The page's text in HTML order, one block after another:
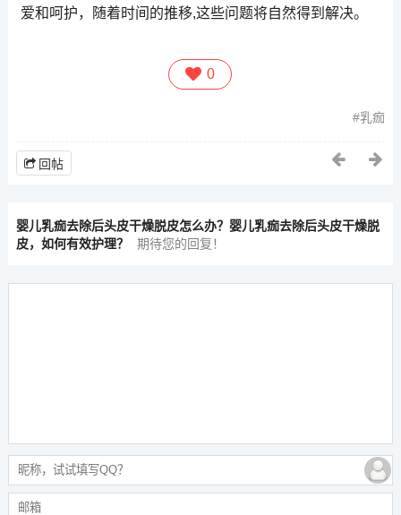
爱和呵护，随着时间的推移,这些问题将自然得到解决。
0
乳痂
回帖
婴儿乳痂去除后头皮干燥脱皮怎么办？婴儿乳痂去除后头皮干燥脱
皮，如何有效护理？
期待您的回复！